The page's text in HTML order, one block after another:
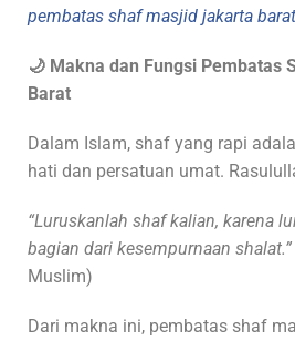
pembatas shaf masjid jakarta
🌙 Makna dan Fungsi Pembatas
Barat
Dalam Islam, shaf yang rapi
“Luruskanlah shaf kalian, karena
bagian dari kesempurnaan shalat.”
Muslim)
Dari makna ini, pembatas shaf